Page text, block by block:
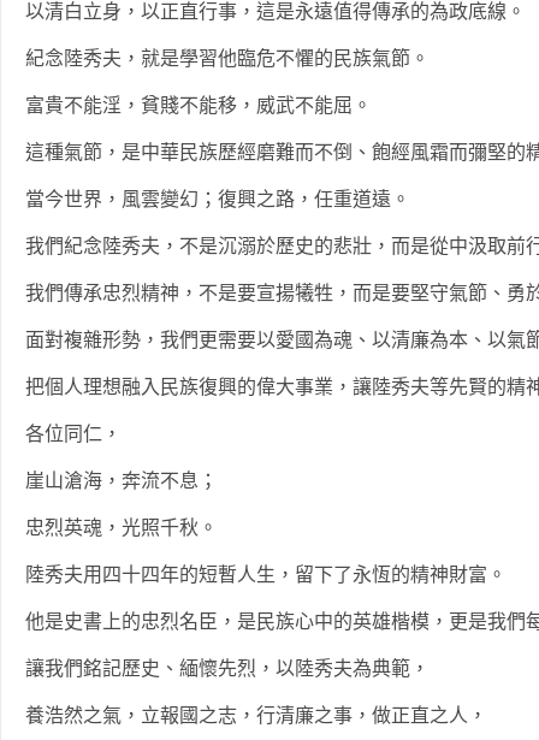
以清白立身，以正直行事，這是永遠值得傳承的為政底線。
紀念陸秀夫，就是學習他臨危不懼的民族氣節。
富貴不能淫，貧賤不能移，威武不能屈。
這種氣節，是中華民族歷經磨難而不倒、飽經風霜而彌堅的
當今世界，風雲變幻；復興之路，任重道遠。
我們紀念陸秀夫，不是沉溺於歷史的悲壯，而是從中汲取前
我們傳承忠烈精神，不是要宣揚犧牲，而是要堅守氣節、勇
面對複雜形勢，我們更需要以愛國為魂、以清廉為本、以氣
把個人理想融入民族復興的偉大事業，讓陸秀夫等先賢的精
各位同仁，
崖山滄海，奔流不息；
忠烈英魂，光照千秋。
陸秀夫用四十四年的短暫人生，留下了永恆的精神財富。
他是史書上的忠烈名臣，是民族心中的英雄楷模，更是我們
讓我們銘記歷史、緬懷先烈，以陸秀夫為典範，
養浩然之氣，立報國之志，行清廉之事，做正直之人，